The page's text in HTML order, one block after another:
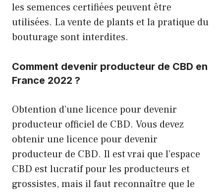
les semences certifiées peuvent être
utilisées. La vente de plants et la pratique du
bouturage sont interdites.
Comment devenir producteur de CBD en
France 2022 ?
Obtention d’une licence pour devenir
producteur officiel de CBD. Vous devez
obtenir une licence pour devenir
producteur de CBD. Il est vrai que l’espace
CBD est lucratif pour les producteurs et
grossistes, mais il faut reconnaître que le